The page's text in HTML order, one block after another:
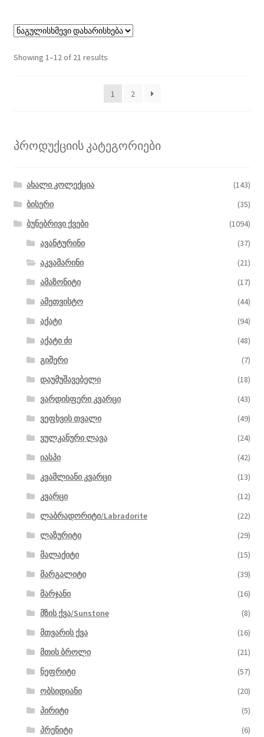
Showing 1–12 of 21 results
1 2
პროდუქციის კატეგორიები
ახალი კოლექცია
(143)
ბისერი
(35)
ბუნებრივი ქვები
(1094)
ავანტურინი
(37)
აკვამარინი
(21)
ამაზონიტი
(17)
ამეთვისტო
(44)
აქატი
(94)
აქატი ძი
(48)
გიშერი
(7)
დაუმუშავებელი
(18)
ვარდისფერი კვარცი
(43)
ვეფხვის თვალი
(49)
ვულკანური ლავა
(24)
იასპი
(42)
კვამლიანი კვარცი
(13)
კვარცი
(12)
ლაბრადორიტი/Labradorite
(22)
ლაზურიტი
(29)
მალაქიტი
(15)
მარგალიტი
(39)
მარჯანი
(16)
მზის ქვა/Sunstone
(8)
მთვარის ქვა
(16)
მთის ბროლი
(21)
ნეფრიტი
(57)
ობსიდიანი
(20)
პირიტი
(5)
პრენიტი
(6)